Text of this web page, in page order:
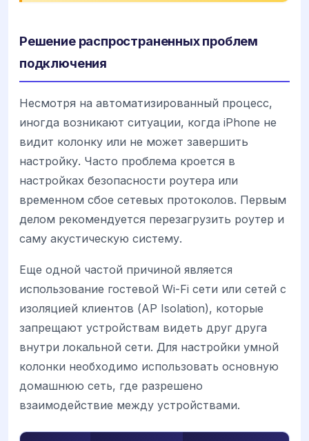
Решение распространенных проблем
подключения
Несмотря на автоматизированный процесс,
иногда возникают ситуации, когда iPhone не
видит колонку или не может завершить
настройку. Часто проблема кроется в
настройках безопасности роутера или
временном сбое сетевых протоколов. Первым
делом рекомендуется перезагрузить роутер и
саму акустическую систему.
Еще одной частой причиной является
использование гостевой Wi-Fi сети или сетей с
изоляцией клиентов (AP Isolation), которые
запрещают устройствам видеть друг друга
внутри локальной сети. Для настройки умной
колонки необходимо использовать основную
домашнюю сеть, где разрешено
взаимодействие между устройствами.